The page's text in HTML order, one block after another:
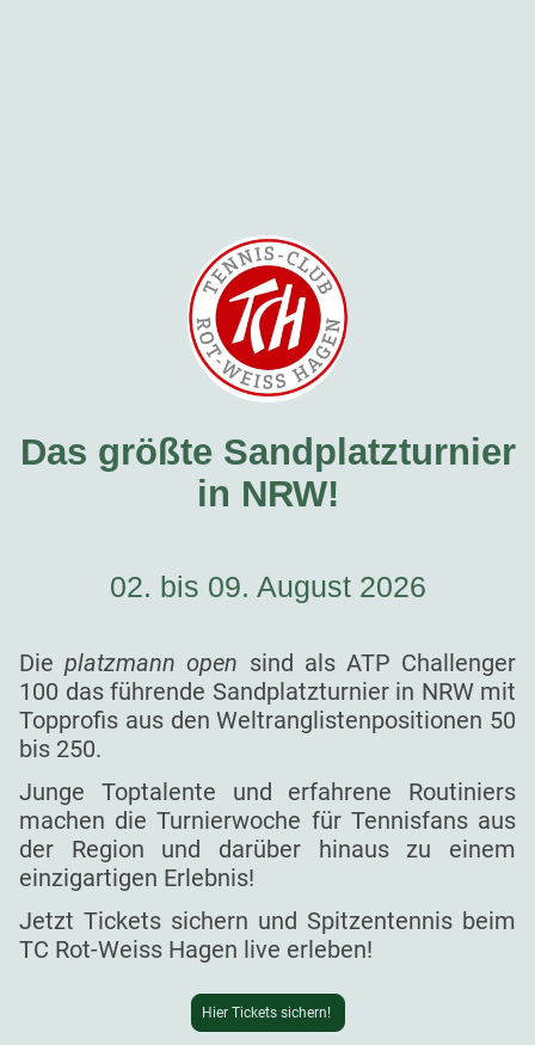
Das größte Sandplatzturnier
in NRW!
02. bis 09. August 2026
Dieplatzmann open sind als ATP Challenger
100 das führende Sandplatzturnier in NRW mit
Topprofis aus den Weltranglistenpositionen 50
bis 250.
Junge Toptalente und erfahrene Routiniers
machen die Turnierwoche für Tennisfans aus
der Region und darüber hinaus zu einem
einzigartigen Erlebnis!
Jetzt Tickets sichern und Spitzentennis beim
TC Rot-Weiss Hagen live erleben!
Hier Tickets sichern!